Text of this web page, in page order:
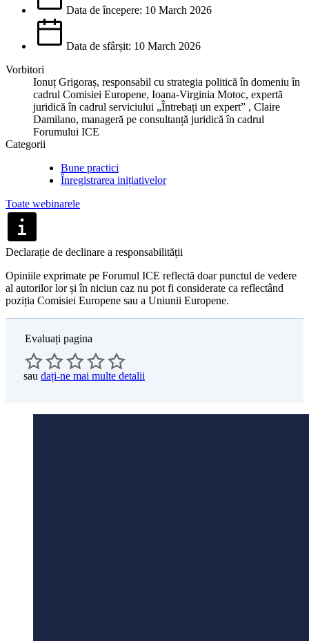
Data de începere: 10 March 2026
Data de sfârșit: 10 March 2026
Vorbitori
Ionuț Grigoraș, responsabil cu strategia politică în domeniu în
cadrul Comisiei Europene, Ioana-Virginia Motoc, expertă
juridică în cadrul serviciului „Întrebați un expert” , Claire
Damilano, manageră pe consultanță juridică în cadrul
Forumului ICE
Categorii
Bune practici
Înregistrarea inițiativelor
Toate webinarele
Declarație de declinare a responsabilității
Opiniile exprimate pe Forumul ICE reflectă doar punctul de vedere
al autorilor lor și în niciun caz nu pot fi considerate ca reflectând
poziția Comisiei Europene sau a Uniunii Europene.
Evaluați pagina
sau dați-ne mai multe detalii